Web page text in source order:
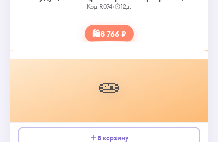
Код R074•⏱12д.
🛍8 766 ₽
🧫
В корзину